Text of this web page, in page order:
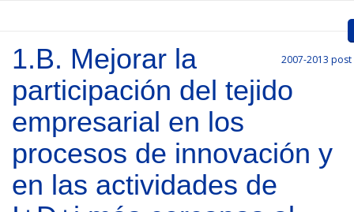
Inicio
Presentation
Call for entries
Approved Projects
Communication
2007-2013 post
1.B. Mejorar la
participación del tejido
empresarial en los
procesos de innovación y
en las actividades de